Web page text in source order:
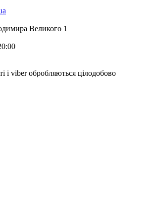
Великого 1
і viber обробляються цілодобово